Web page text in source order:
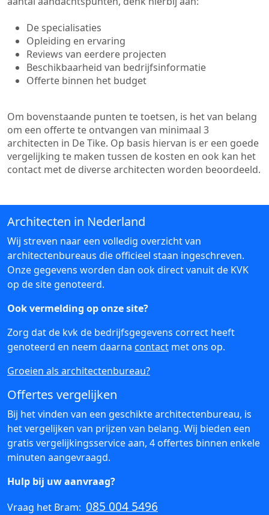
De specialisaties
Opleiding en ervaring
Reviews van eerdere projecten
Beschikbaarheid van bedrijfsinformatie
Offerte binnen het budget
Om bovenstaande punten te toetsen, is het van belang
om een offerte te ontvangen van minimaal 3
architecten in De Tike. Op basis hiervan is er een goede
vergelijking te maken tussen de kosten en ook kan het
contact met de diverse architecten worden beoordeeld.
Architecten in Nederland
Wij streven naar een volledig overzicht van
architectenbureaus die officieel staan ingeschreven.
Onze gegevens worden dan ook direct vanuit de KVK
op de site genoteerd.
Ook vermelding op onze site?
Zorg dat de kvk de bedrijfsgegevens correct heeft
genoteerd en neem daarna contact met ons op.
Groeien als architectenbureau?
Offertes vergelijken
Bij het vinden van een geschikte architectenbureau, is
het vergelijken van prijzen van belang. Wij bieden een
gratis vergelijkingsservice aan, 4 offertes binnen enkele
minuten aangevraagd.
Hulp bij uw aanvraag?
Vraag het Bram: 085 004 5496